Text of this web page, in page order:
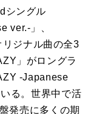
シングル
ver.-」、
ジナル曲の全3
」がロングラ
-Japanese
る。世界中で活
発売に多くの期